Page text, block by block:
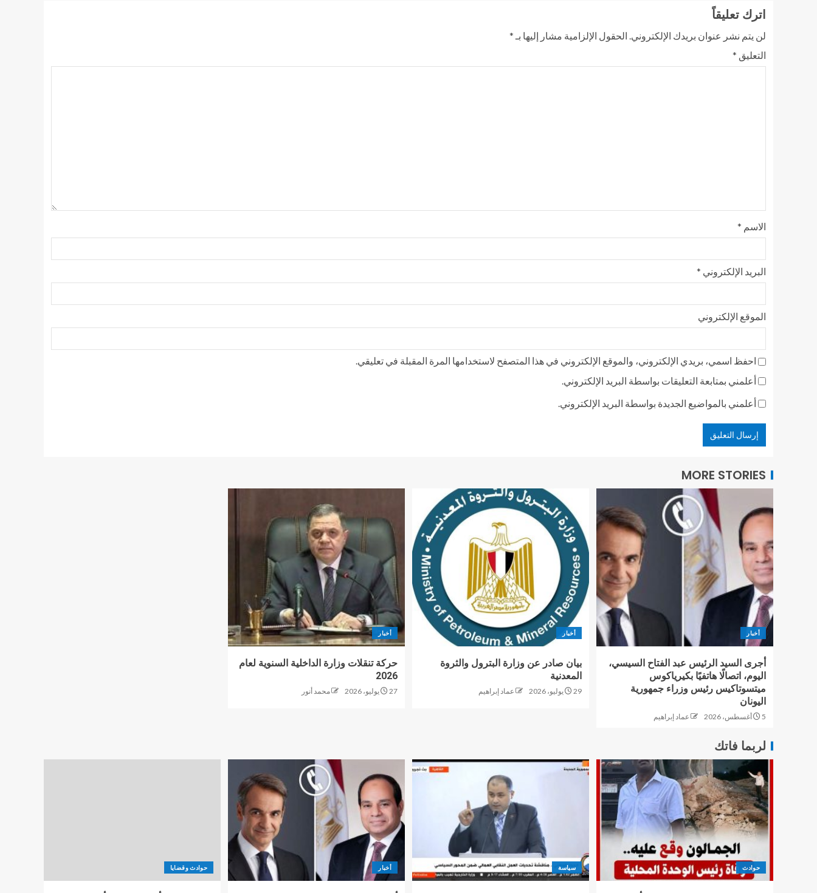
اترك تعليقاً
لن يتم نشر عنوان بريدك الإلكتروني. الحقول الإلزامية مشار إليها بـ *
التعليق *
الاسم *
البريد الإلكتروني *
الموقع الإلكتروني
احفظ اسمي، بريدي الإلكتروني، والموقع الإلكتروني في هذا المتصفح لاستخدامها المرة المقبلة في تعليقي.
أعلمني بمتابعة التعليقات بواسطة البريد الإلكتروني.
أعلمني بالمواضيع الجديدة بواسطة البريد الإلكتروني.
MORE STORIES
أخبار
أجرى السيد الرئيس عبد الفتاح السيسي،
اليوم، اتصالًا هاتفيًا بكيرياكوس
ميتسوتاكيس رئيس وزراء جمهورية
اليونان
5 أغسطس، 2026 عماد إبراهيم
أخبار
بيان صادر عن وزارة البترول والثروة
المعدنية
29 يوليو، 2026 عماد إبراهيم
أخبار
حركة تنقلات وزارة الداخلية السنوية لعام
2026
27 يوليو، 2026 محمد أنور
لربما فاتك
حوادث سياسة أخبار حوادث وقضايا